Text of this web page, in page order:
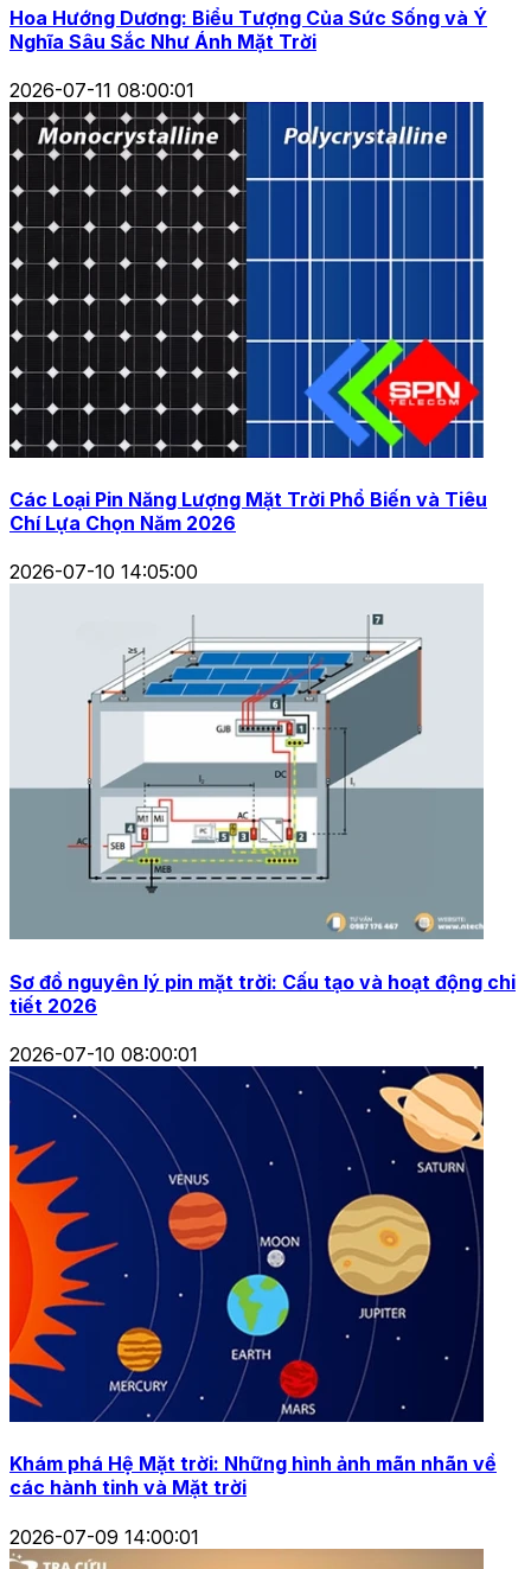
Hoa Hướng Dương: Biểu Tượng Của Sức Sống và Ý
Nghĩa Sâu Sắc Như Ánh Mặt Trời
2026-07-11 08:00:01
Các Loại Pin Năng Lượng Mặt Trời Phổ Biến và Tiêu
Chí Lựa Chọn Năm 2026
2026-07-10 14:05:00
Sơ đồ nguyên lý pin mặt trời: Cấu tạo và hoạt động chi
tiết 2026
2026-07-10 08:00:01
Khám phá Hệ Mặt trời: Những hình ảnh mãn nhãn về
các hành tinh và Mặt trời
2026-07-09 14:00:01